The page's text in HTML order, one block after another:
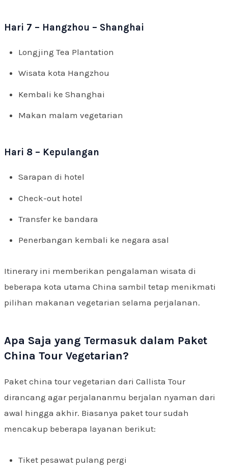
Hari 7 – Hangzhou – Shanghai
Longjing Tea Plantation
Wisata kota Hangzhou
Kembali ke Shanghai
Makan malam vegetarian
Hari 8 – Kepulangan
Sarapan di hotel
Check-out hotel
Transfer ke bandara
Penerbangan kembali ke negara asal
Itinerary ini memberikan pengalaman wisata di
beberapa kota utama China sambil tetap menikmati
pilihan makanan vegetarian selama perjalanan.
Apa Saja yang Termasuk dalam Paket
China Tour Vegetarian?
Paket china tour vegetarian dari Callista Tour
dirancang agar perjalananmu berjalan nyaman dari
awal hingga akhir. Biasanya paket tour sudah
mencakup beberapa layanan berikut:
Tiket pesawat pulang pergi